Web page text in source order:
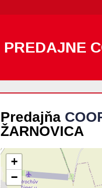
PREDAJNE
Predajňa
ŽARNOVICA
+
−